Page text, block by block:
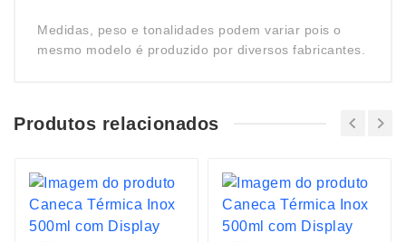
Medidas, peso e tonalidades podem variar pois o
mesmo modelo é produzido por diversos fabricantes.
Produtos relacionados